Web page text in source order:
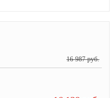
16 987 руб.